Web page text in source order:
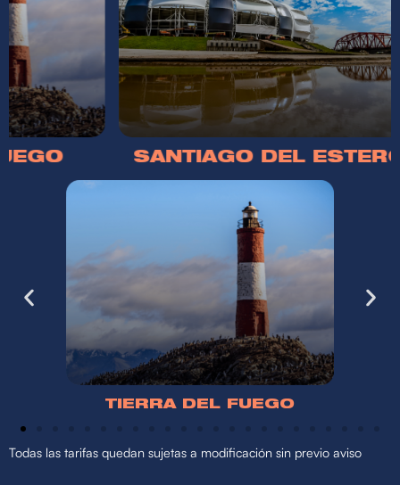
SANTIAGO DEL ESTERO
TUCUMÁN
Todas las tarifas quedan sujetas a modificación sin previo aviso